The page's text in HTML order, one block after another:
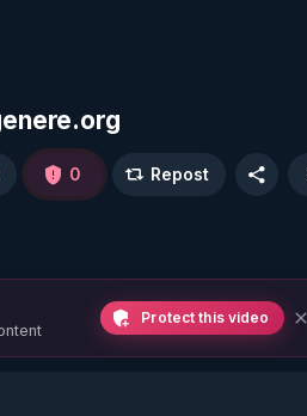
0 Repost
Protect this video